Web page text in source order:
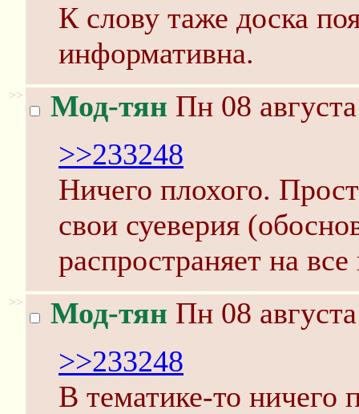
К слову таже доска
информативна.
>> Мод-тян Пн 08
>>233248
Ничего плохого.
свои суеверия
распространяет на все
>> Мод-тян Пн 08
>>233248
В тематике-то ничего